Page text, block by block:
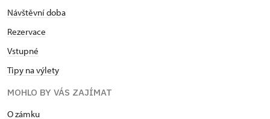
Návštěvní doba
Rezervace
Vstupné
Tipy na výlety
MOHLO BY VÁS ZAJÍMAT
O zámku